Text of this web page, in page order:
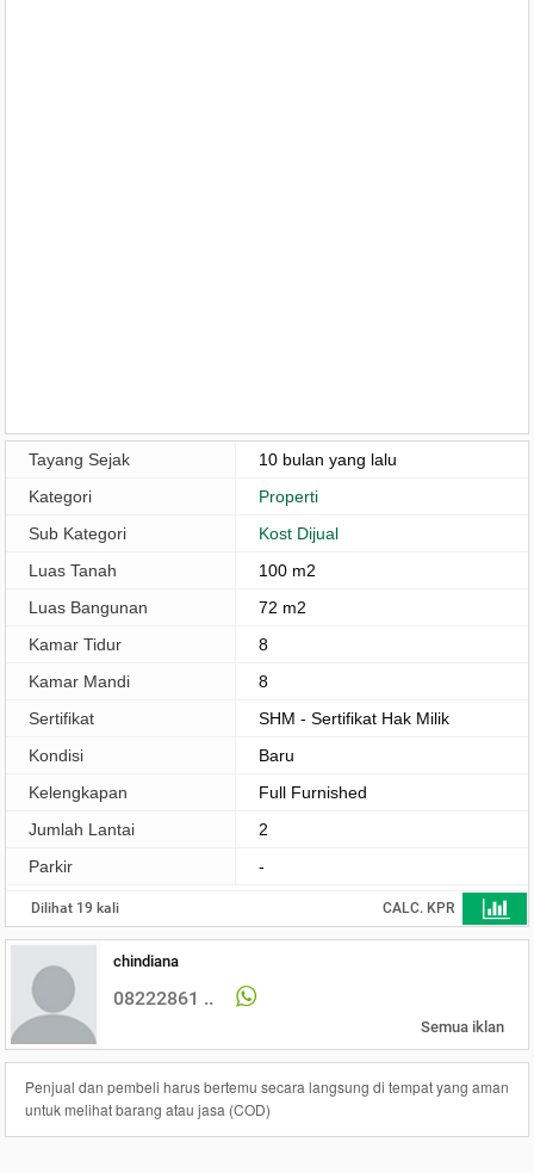
Tayang Sejak
10 bulan yang lalu
Kategori
Properti
Sub Kategori
Kost Dijual
Luas Tanah
100 m2
Luas Bangunan
72 m2
Kamar Tidur
8
Kamar Mandi
8
Sertifikat
SHM - Sertifikat Hak Milik
Kondisi
Baru
Kelengkapan
Full Furnished
Jumlah Lantai
2
Parkir
-
Dilihat 19 kali CALC. KPR
chindiana
08222861 ..
Semua iklan
Penjual dan pembeli harus bertemu secara langsung di tempat yang aman
untuk melihat barang atau jasa (COD)